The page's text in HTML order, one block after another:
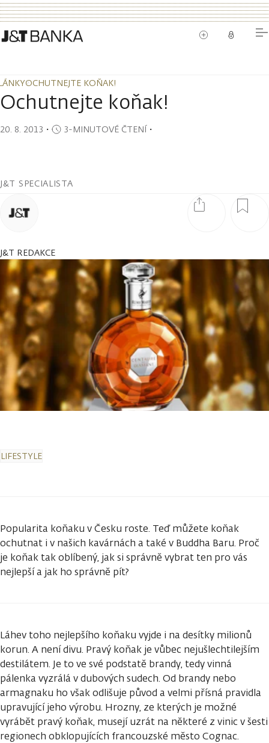
OCHUTNEJTE KOŇAK!
OCHUTNEJTE KOŇAK!
Ochutnejte koňak!
20. 8. 2013 ・ 3-MINUTOVÉ ČTENÍ・
J&T SPECIALISTA
J&T REDAKCE
LIFESTYLE
Popularita koňaku v Česku roste. Teď můžete koňak
ochutnat i v našich kavárnách a také v Buddha Baru. Proč
je koňak tak oblíbený, jak si správně vybrat ten pro vás
nejlepší a jak ho správně pít?
Láhev toho nejlepšího koňaku vyjde i na desítky milionů
korun. A není divu. Pravý koňak je vůbec nejušlechtilejším
destilátem. Je to ve své podstatě brandy, tedy vinná
pálenka vyzrálá v dubových sudech. Od brandy nebo
armagnaku ho však odlišuje původ a velmi přísná pravidla
upravující jeho výrobu. Hrozny, ze kterých je možné
vyrábět pravý koňak, musejí uzrát na některé z vinic v šesti
regionech obklopujících francouzské město Cognac.